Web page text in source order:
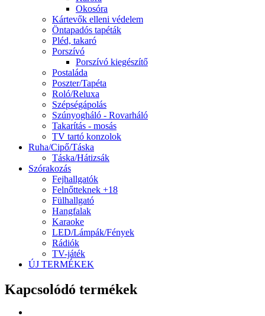
Okosóra
Kártevők elleni védelem
Öntapadós tapéták
Pléd, takaró
Porszívó
Porszívó kiegészítő
Postaláda
Poszter/Tapéta
Roló/Reluxa
Szépségápolás
Szúnyogháló - Rovarháló
Takarítás - mosás
TV tartó konzolok
Ruha/Cipő/Táska
Táska/Hátizsák
Szórakozás
Fejhallgatók
Felnőtteknek +18
Fülhallgató
Hangfalak
Karaoke
LED/Lámpák/Fények
Rádiók
TV-játék
ÚJ TERMÉKEK
Kapcsolódó termékek